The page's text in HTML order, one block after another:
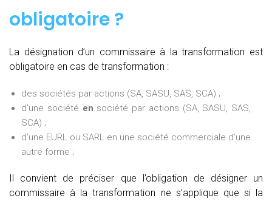
obligatoire ?
La désignation d’un commissaire à la transformation est
obligatoire en cas de transformation :
des sociétés par actions (SA, SASU, SAS, SCA) ;
d’une société en société par actions (SA, SASU, SAS,
SCA) ;
d’une EURL ou SARL en une société commerciale d’une
autre forme ;
Il convient de préciser que l’obligation de désigner un
commissaire à la transformation ne s’applique que si la